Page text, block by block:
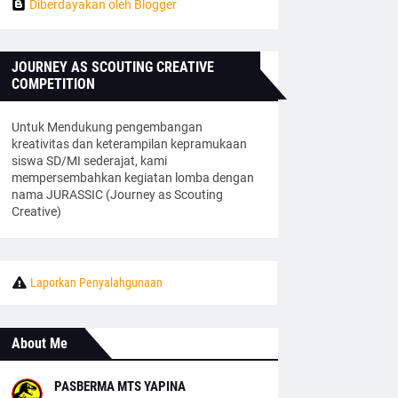
Diberdayakan oleh Blogger
JOURNEY AS SCOUTING CREATIVE
COMPETITION
Untuk Mendukung pengembangan
kreativitas dan keterampilan kepramukaan
siswa SD/MI sederajat, kami
mempersembahkan kegiatan lomba dengan
nama JURASSIC (Journey as Scouting
Creative)
Laporkan Penyalahgunaan
About Me
PASBERMA MTS YAPINA